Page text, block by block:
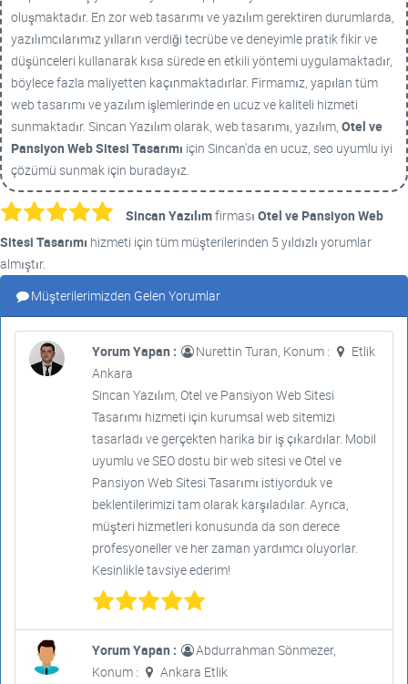
oluşmaktadır. En zor web tasarımı ve yazılım gerektiren durumlarda,
yazılımcılarımız yılların verdiği tecrübe ve deneyimle pratik fikir ve
düşünceleri kullanarak kısa sürede en etkili yöntemi uygulamaktadır,
böylece fazla maliyetten kaçınmaktadırlar. Firmamız, yapılan tüm
web tasarımı ve yazılım işlemlerinde en ucuz ve kaliteli hizmeti
sunmaktadır. Sincan Yazılım olarak, web tasarımı, yazılım, Otel ve
Pansiyon Web Sitesi Tasarımı için Sincan'da en ucuz, seo uyumlu iyi
çözümü sunmak için buradayız.
Sincan Yazılımfirması Otel ve Pansiyon Web
Sitesi Tasarımı hizmeti için tüm müşterilerinden 5 yıldızlı yorumlar
almıştır.
Müşterilerimizden Gelen Yorumlar
Yorum Yapan : Nurettin Turan, Konum :
Etlik
Ankara
Sincan Yazılım, Otel ve Pansiyon Web Sitesi
Tasarımı hizmeti için kurumsal web sitemizi
tasarladı ve gerçekten harika bir iş çıkardılar. Mobil
uyumlu ve SEO dostu bir web sitesi ve Otel ve
Pansiyon Web Sitesi Tasarımı istiyorduk ve
beklentilerimizi tam olarak karşıladılar. Ayrıca,
müşteri hizmetleri konusunda da son derece
profesyoneller ve her zaman yardımcı oluyorlar.
Kesinlikle tavsiye ederim!
Yorum Yapan :
Abdurrahman Sönmezer,
Konum :
Ankara Etlik